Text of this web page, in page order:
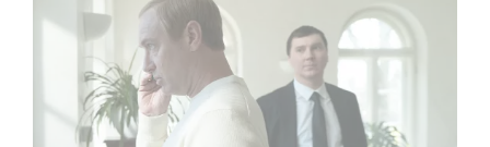
im Verborgenen?